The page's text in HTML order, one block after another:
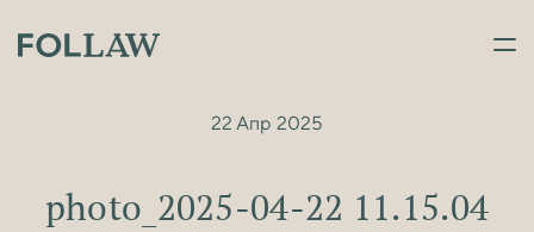
22 Апр 2025
photo_2025-04-22 11.15.04